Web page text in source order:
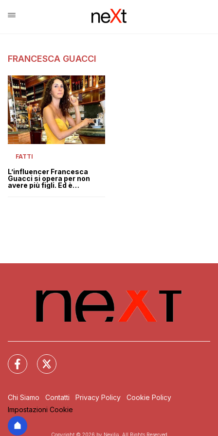
FRANCESCA GUACCI
FATTI
L’influencer Francesca
Guacci si opera per non
avere più figli. Ed è
Chi Siamo Contatti Privacy Policy
Cookie Policy
Impostazioni Cookie
Copyright © 2026 by Nexilia. All Rights Reserved